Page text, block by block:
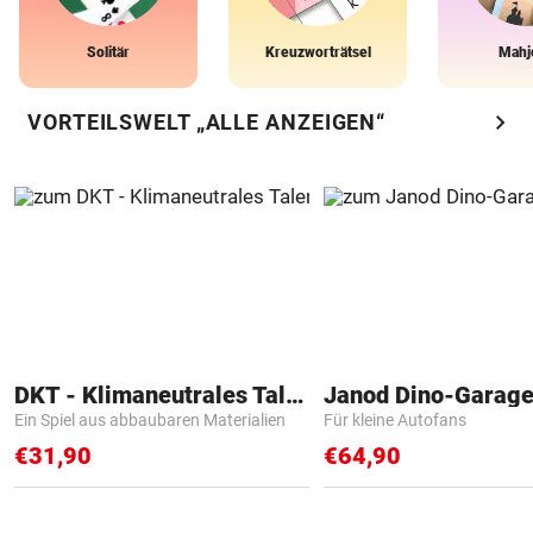
Solitär Kreuzworträtsel
VORTEILSWELT „ALLE ANZEIGEN“ chevron_right
DKT - Klimaneutrales Talent
Ein Spiel aus abbaubaren Materialien
€31,90
Janod Dino-Garage
Für kleine Autofans
€64,90